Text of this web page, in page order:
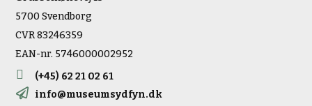
5700 Svendborg
CVR 83246359
EAN-nr. 5746000002952
 (+45) 62 21 02 61
 info@museumsydfyn.dk